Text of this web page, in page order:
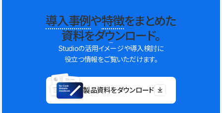
導入事例や特徴をまとめた
資料をダウンロード。
Studioの活用イメージや導入検討に
役立つ情報をご覧いただけます。
製品資料をダウンロード